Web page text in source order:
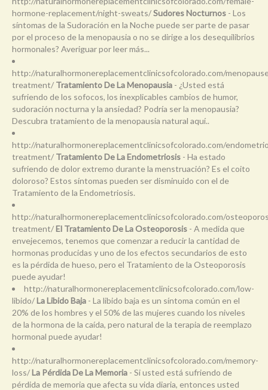
hormone-replacement/night-sweats/Sudores Nocturnos - Los
síntomas de la Sudoración en la Noche puede ser parte de pasar
por el proceso de la menopausia o no se dirige a los desequilibrios
hormonales? Averiguar por leer más...
http://naturalhormonereplacementclinicsofcolorado.com/
treatment/ Tratamiento De La Menopausia - ¿Usted está
sufriendo de los sofocos, los inexplicables cambios de humor,
sudoración nocturna y la ansiedad? Podría ser la menopausia?
Descubra tratamiento de la menopausia natural aquí..
http://naturalhormonereplacementclinicsofcolorado.com/
treatment/ Tratamiento De La Endometriosis - Ha estado
sufriendo de dolor extremo durante la menstruación? Es el coito
doloroso? Estos síntomas pueden ser disminuido con el de
Tratamiento de la Endometriosis.
http://naturalhormonereplacementclinicsofcolorado.com/
treatment/El Tratamiento De La Osteoporosis - A medida que
envejecemos, tenemos que comenzar a reducir la cantidad de
hormonas producidas y uno de los efectos secundarios de esto
es la pérdida de hueso, pero el Tratamiento de la Osteoporosis
puede ayudar!
http://naturalhormonereplacementclinicsofcolorado.com/low-
libido/La Libido Baja - La libido baja es un síntoma común en el
20% de los hombres y el 50% de las mujeres cuando los niveles
de la hormona de la caída, pero natural de la terapia de reemplazo
hormonal puede ayudar!
http://naturalhormonereplacementclinicsofcolorado.com/memory-
loss/La Pérdida De La Memoria - Si usted está sufriendo de
pérdida de memoria que afecta su vida diaria, entonces usted